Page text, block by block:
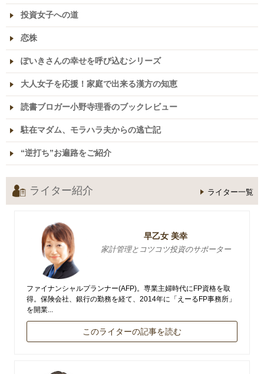
投資女子への道
恋株
ぽいきさんの幸せを呼び込むシリーズ
大人女子を応援！家庭で出来る漢方の知恵
読書ブロガー小野寺理香のブックレビュー
駐在マダム、モラハラ夫からの逃亡記
“逆打ち”お遍路をご紹介
ライター紹介 ライター一覧
早乙女 美幸
家計管理とコツコツ投資のサポーター
ファイナンシャルプランナー(AFP)。専業主婦時代にFP資格を取
得。保険会社、銀行の勤務を経て、2014年に「えーるFP事務所」
を開業...
このライターの記事を読む